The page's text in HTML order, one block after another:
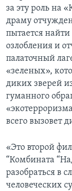
за эту роль на
драму
пытается
озлобления и
палаточный
«зеленых»,
диких зверей
гуманного
всего вызовет
«Это второй
“Комбината
разобраться в
человеческих